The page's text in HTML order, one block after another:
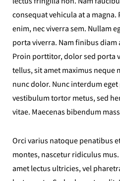
consequat vehicula at a
enim, nec viverra sem. Nullam
porta viverra. Nam finibus
Proin porttitor, dolor sed porta
tellus, sit amet maximus neque
nunc dolor. Nunc interdum
vestibulum tortor metus, sed
vitae. Maecenas bibendum
Orci varius natoque penatibus
montes, nascetur ridiculus
amet lectus ultricies, vel